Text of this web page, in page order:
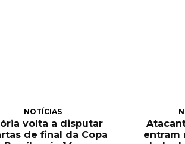
NOTÍCIAS
volta a disputar
de final da Copa
entram